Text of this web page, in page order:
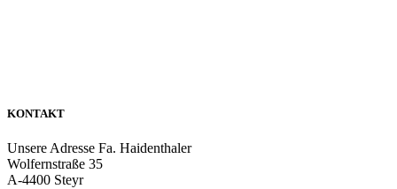
KONTAKT
Unsere Adresse Fa. Haidenthaler
Wolfernstraße 35
A-4400 Steyr